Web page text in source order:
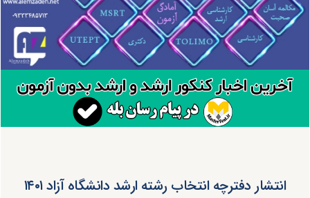
انتشار دفترچه انتخاب رشته ارشد دانشگاه آزاد ۱۴۰۱